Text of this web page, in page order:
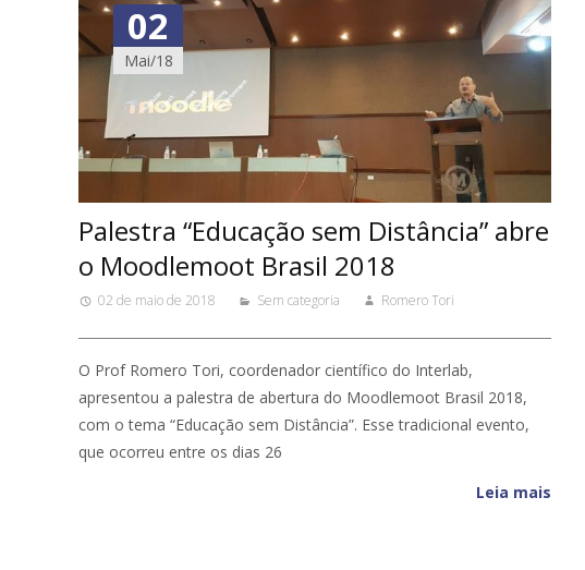
02
Mai/18
Palestra “Educação sem Distância” abre
o Moodlemoot Brasil 2018
02 de maio de 2018 Sem categoria Romero Tori
O Prof Romero Tori, coordenador científico do Interlab,
apresentou a palestra de abertura do Moodlemoot Brasil 2018,
com o tema “Educação sem Distância”. Esse tradicional evento,
que ocorreu entre os dias 26
Leia mais